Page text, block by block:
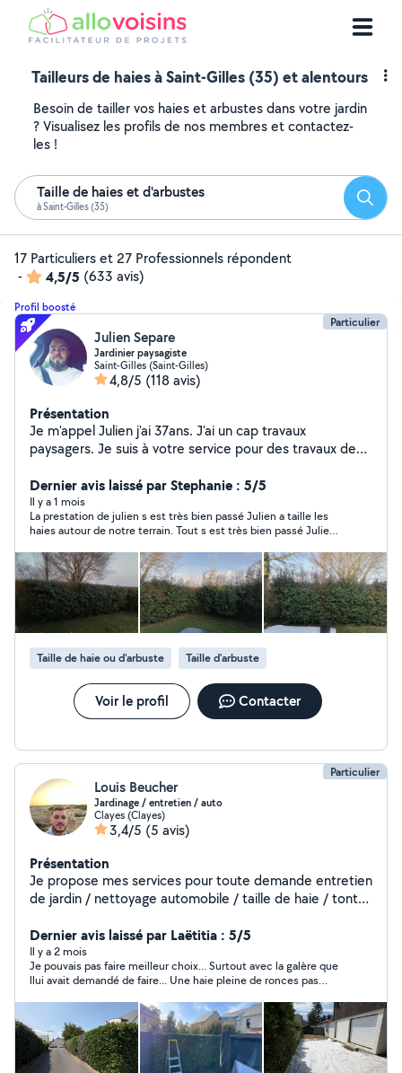
Tailleurs de haies à Saint-Gilles (35) et alentours
Besoin de tailler vos haies et arbustes dans votre jardin
? Visualisez les profils de nos membres et contactez-
les !
Taille de haies et d'arbustes
à Saint-Gilles (35)
17 Particuliers et 27 Professionnels répondent
-
4,5/5 (633 avis)
Profil boosté
Particulier
Julien Separe
Jardinier paysagiste
Saint-Gilles (Saint-Gilles)
4,8/5 (118 avis)
Présentation
Je m'appel Julien j'ai 37ans. J'ai un cap travaux
paysagers. Je suis à votre service pour des travaux de
haie, élagage, pose de gazon synthétique, pose de
clôture) ou tous autre entretien de jardin. Je suis aussi à
l'aise avec la peinture, nettoyage, pose d'étagères,
montage de meubles...
Dernier avis laissé par Stephanie : 5/5
Il y a 1 mois
La prestation de julien s est très bien passé Julien a taille les
haies autour de notre terrain. Tout s est très bien passé Julien
sommes très satisfaits et n hésiterons pas solliciter de
nouveau Julien
Taille de haie ou d'arbuste Taille d'arbuste
Voir le profil Contacter
Particulier
Louis Beucher
Jardinage / entretien / auto
Clayes (Clayes)
3,4/5 (5 avis)
Présentation
Je propose mes services pour toute demande entretien
de jardin / nettoyage automobile / taille de haie / tonte
Dernier avis laissé par Laëtitia : 5/5
Il y a 2 mois
Je pouvais pas faire meilleur choix... Surtout avec la galère que
llui avait demandé de faire... Une haie pleine de ronces pas
efficacité et toujours avec le sourire malgré les conditions
difficiles. 3 A/R à la déchetterie tellement il y avait à évacuer.
Vraiment un grand merci à Louis et son collègue qui ai venu lui
prêter main forte. Avec tous leurs matériels professionnels en
plus.